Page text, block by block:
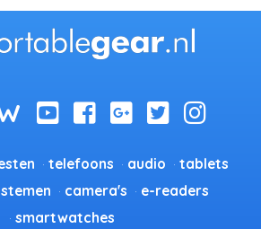
telefoons audio
tablets
camera's
e-readers
smartwatches